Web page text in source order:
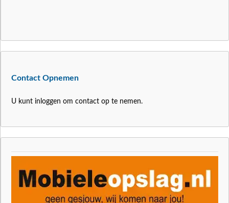
Contact Opnemen
U kunt inloggen om contact op te nemen.